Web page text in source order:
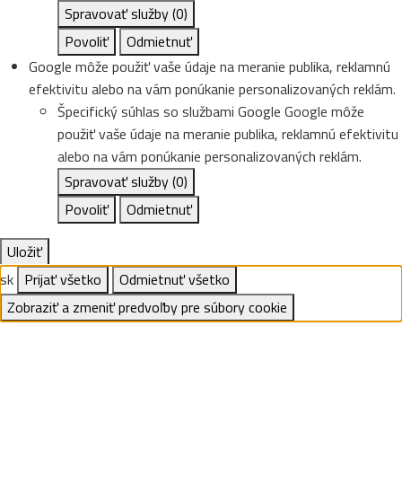
Spravovať služby(0)
Povoliť
Odmietnuť
Google môže použiť vaše údaje na meranie publika, reklamnú
efektivitu alebo na vám ponúkanie personalizovaných reklám.
Špecifický súhlas so službami Google Google môže
použiť vaše údaje na meranie publika, reklamnú efektivitu
alebo na vám ponúkanie personalizovaných reklám.
Spravovať služby(0)
Povoliť
Odmietnuť
Uložiť
sk Prijať všetko
Odmietnuť všetko
Zobraziť a zmeniť predvoľby pre súbory cookie